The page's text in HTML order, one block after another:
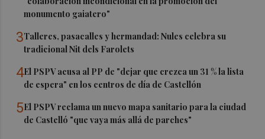
monumento gaiatero"
3Talleres, pasacalles y hermandad: Nules celebra su
tradicional Nit dels Farolets
4El PSPV acusa al PP de "dejar que crezca un 31 % la lista
de espera" en los centros de día de Castellón
5El PSPV reclama un nuevo mapa sanitario para la ciudad
de Castelló "que vaya más allá de parches"